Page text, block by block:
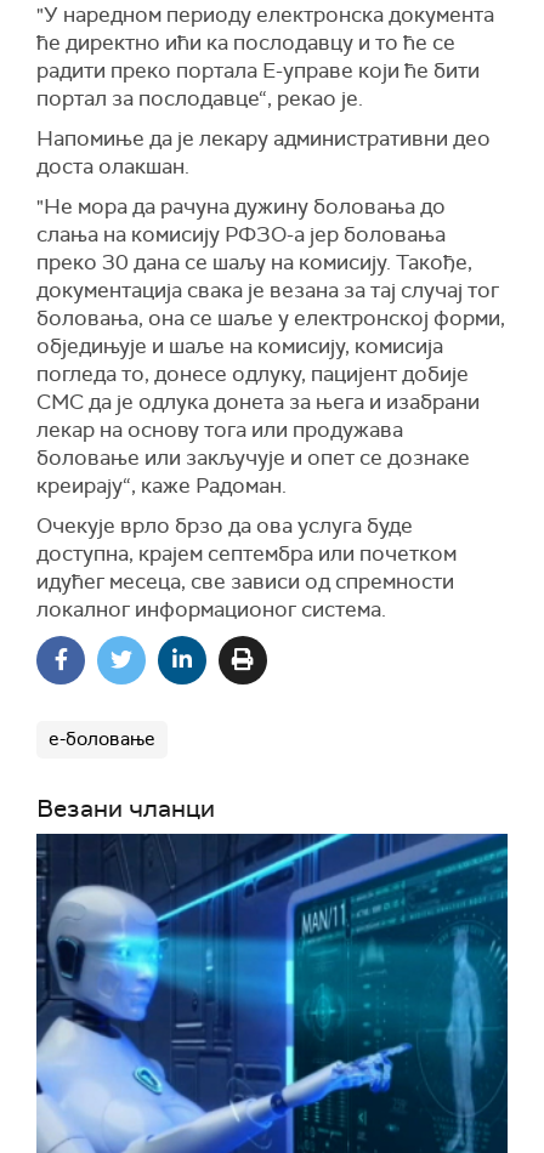
"У наредном периоду електронска документа
ће директно ићи ка послодавцу и то ће се
радити преко портала Е-управе који ће бити
портал за послодавце“, рекао је.
Напомиње да је лекару административни део
доста олакшан.
"Не мора да рачуна дужину боловања до
слања на комисију РФЗО-а јер боловања
преко 30 дана се шаљу на комисију. Такође,
документација свака је везана за тај случај тог
боловања, она се шаље у електронској форми,
обједињује и шаље на комисију, комисија
погледа то, донесе одлуку, пацијент добије
СМС да је одлука донета за њега и изабрани
лекар на основу тога или продужава
боловање или закључује и опет се дознаке
креирају“, каже Радоман.
Очекује врло брзо да ова услуга буде
доступна, крајем септембра или почетком
идућег месеца, све зависи од спремности
локалног информационог система.
е-боловање
Везани чланци